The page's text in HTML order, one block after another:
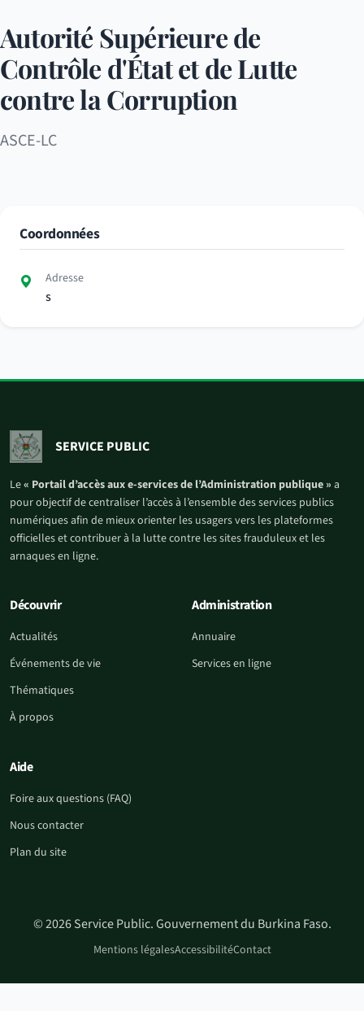
Autorité Supérieure de
Contrôle d'État et de Lutte
contre la Corruption
ASCE-LC
Coordonnées
Adresse
s
SERVICE PUBLIC
Le« Portail d’accès aux e-services de l’Administration publique » a
pour objectif de centraliser l’accès à l’ensemble des services publics
numériques afin de mieux orienter les usagers vers les plateformes
officielles et contribuer à la lutte contre les sites frauduleux et les
arnaques en ligne.
Découvrir
Actualités
Événements de vie
Thématiques
À propos
Administration
Annuaire
Services en ligne
Aide
Foire aux questions (FAQ)
Nous contacter
Plan du site
© 2026 Service Public. Gouvernement du Burkina Faso.
Mentions légalesAccessibilitéContact